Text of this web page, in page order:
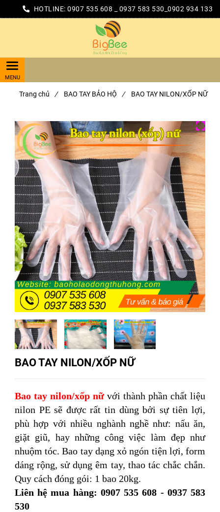
HOTLINE: 0907 535 608 _ 0937 583 530_0902 934 133
Trang chủ / BAO TAY BẢO HỘ / BAO TAY NILON/XỐP NỮ
BAO TAY NILON/XỐP NỮ
Bao tay nilon/xốp nữvới thành phần chất liệu
nilon PE sẽ được rất tin dùng bởi sự tiên lợi,
phù hợp với nhiều nghành nghề như: nấu ăn,
giặt giũ, hay những công việc làm đẹp như
nhuộm tóc. Bao tay dạng xỏ ngón tiện lợi, form
dáng rộng, sử dụng êm tay, thao tác chắc chắn.
Quy cách đóng gói: 1 bao 20kg.
Liên hệ mua hàng: 0907 535 608 - 0937 583
530